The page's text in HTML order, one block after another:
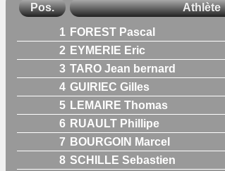
Pos. Athlète
1 FOREST Pascal
2 EYMERIE Eric
3 TARO Jean bernard
4 GUIRIEC Gilles
5 LEMAIRE Thomas
6 RUAULT Phillipe
7 BOURGOIN Marcel
8 SCHILLE Sebastien